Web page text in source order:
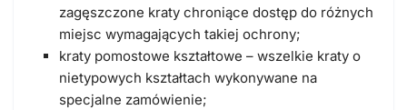
zagęszczone kraty chroniące dostęp do różnych
miejsc wymagających takiej ochrony;
kraty pomostowe kształtowe – wszelkie kraty o
nietypowych kształtach wykonywane na
specjalne zamówienie;